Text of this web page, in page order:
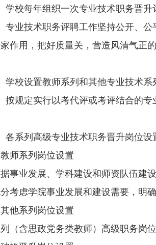
学校每年组织一次专业技术职务晋升
专业技术职务评聘工作坚持公开、
作用，把好质量关，营造风清气正
学校设置教师系列和其他专业技术
按规定实行以考代评或考评结合的
各系列高级专业技术职务晋升岗位
教师系列岗位设置
事业发展、学科建设和师资队伍建
考虑学院事业发展和建设需要，明
其他系列岗位设置
（含思政党务类教师）高级职务岗